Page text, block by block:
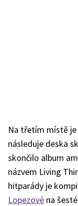
Na třetím místě je
následuje deska
skončilo album
názvem Living
hitparády je
Lopezové na